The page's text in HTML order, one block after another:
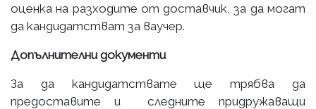
оценка на разходите от доставчик, за да могат
да кандидатстват за ваучер.
Допълнителни документи
За да кандидатствате ще трябва да
предоставите и следните придружаващи